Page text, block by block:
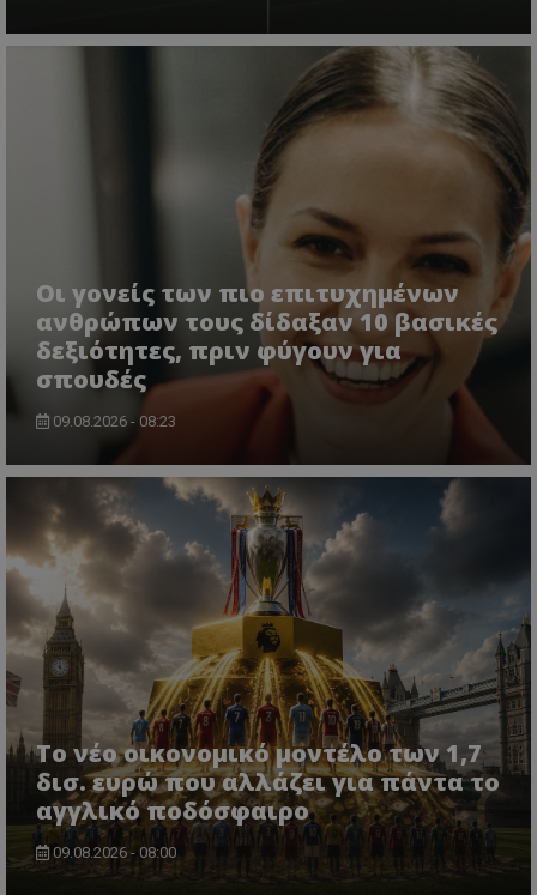
Οι γονείς των πιο επιτυχημένων
ανθρώπων τους δίδαξαν 10 βασικές
δεξιότητες, πριν φύγουν για
σπουδές
09.08.2026 - 08:23
Το νέο οικονομικό μοντέλο των 1,7
δισ. ευρώ που αλλάζει για πάντα το
αγγλικό ποδόσφαιρο
09.08.2026 - 08:00